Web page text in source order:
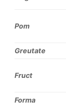
Pom
Greutate
Fruct
Forma